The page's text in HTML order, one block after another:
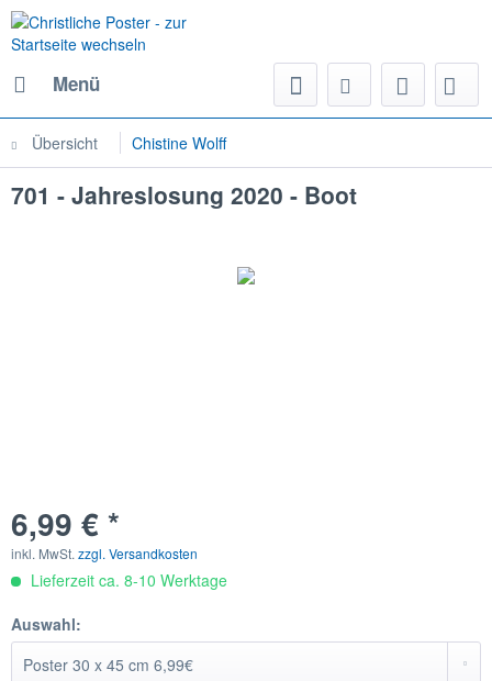
Menü
Übersicht Chistine Wolff
701 - Jahreslosung 2020 - Boot
6,99 € *
inkl. MwSt.zzgl. Versandkosten
Lieferzeit ca. 8-10 Werktage
Auswahl: